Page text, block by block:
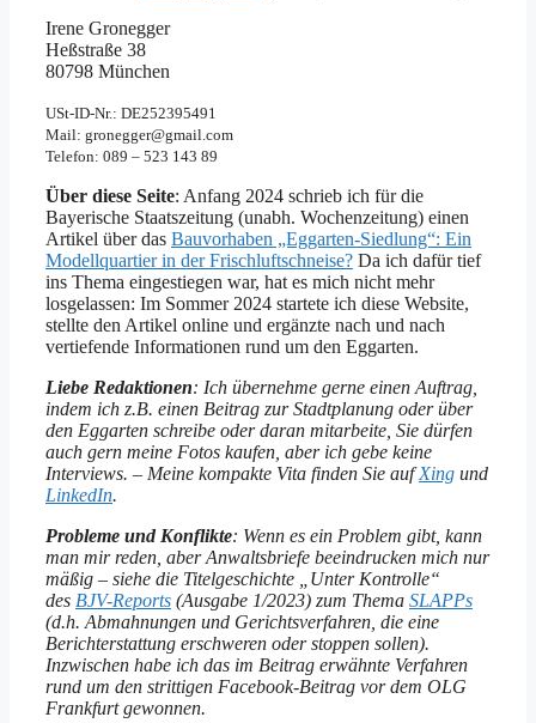
Irene Gronegger
Heßstraße 38
80798 München
USt-ID-Nr.: DE252395491
Mail: gronegger@gmail.com
Telefon: 089 – 523 143 89
Über diese Seite: Anfang 2024 schrieb ich für die
Bayerische Staatszeitung (unabh. Wochenzeitung) einen
Artikel über das Bauvorhaben „Eggarten-Siedlung“: Ein
Modellquartier in der Frischluftschneise? Da ich dafür tief
ins Thema eingestiegen war, hat es mich nicht mehr
losgelassen: Im Sommer 2024 startete ich diese Website,
stellte den Artikel online und ergänzte nach und nach
vertiefende Informationen rund um den Eggarten.
Liebe Redaktionen: Ich übernehme gerne einen Auftrag,
indem ich z.B. einen Beitrag zur Stadtplanung oder über
den Eggarten schreibe oder daran mitarbeite, Sie dürfen
auch gern meine Fotos kaufen, aber ich gebe keine
Interviews. – Meine kompakte Vita finden Sie aufXing und
LinkedIn.
Probleme und Konflikte: Wenn es ein Problem gibt, kann
man mir reden, aber Anwaltsbriefe beeindrucken mich nur
mäßig – siehe die Titelgeschichte „Unter Kontrolle“
des BJV-Reports (Ausgabe 1/2023) zum Thema SLAPPs
(d.h. Abmahnungen und Gerichtsverfahren, die eine
Berichterstattung erschweren oder stoppen sollen).
Inzwischen habe ich das im Beitrag erwähnte Verfahren
rund um den strittigen Facebook-Beitrag vor dem OLG
Frankfurt gewonnen.